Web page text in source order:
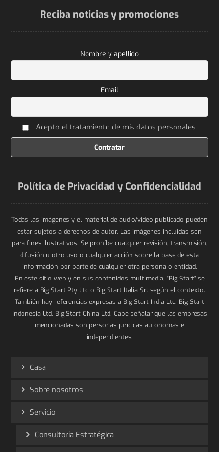
Reciba noticias y promociones
Nombre y apellido
Email
Acepto el tratamiento de mis datos personales.
Política de Privacidad y Confidencialidad
Todas las imágenes y el material de audio/video publicado pueden
estar sujetos a derechos de autor. Las imágenes incluidas son
para fines ilustrativos. Se prohíbe cualquier revisión, transmisión,
difusión u otro uso o cualquier acción sobre la base de esta
información por parte de cualquier otra persona o entidad.
En este sitio web y en sus contenidos multimedia, "Big Start" se
refiere a Big Start Pty Ltd o Big Start Italia Srl según el contexto.
También hay referencias expresas a Big Start India Ltd, Big Start
Indonesia Ltd, Big Start China Ltd. Cabe señalar que las empresas
mencionadas son personas jurídicas autónomas e
independientes.
Casa
Sobre nosotros
Servicio
Consultoría Estratégica